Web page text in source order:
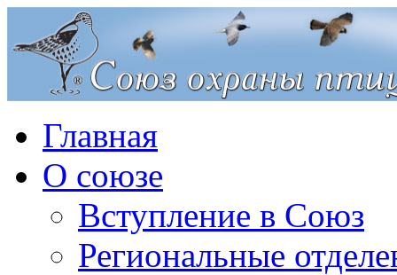
Главная
О союзе
Вступление в Союз
Региональные